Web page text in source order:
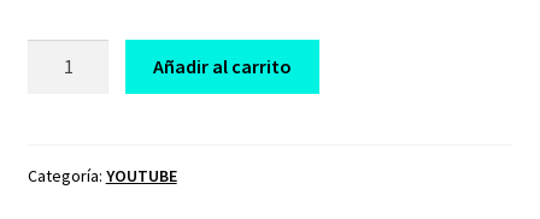
0
Añadir al carrito
Categoría: YOUTUBE